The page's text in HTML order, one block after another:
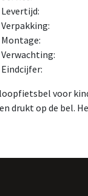
Levertijd:
Verpakking:
Montage:
Verwachting:
Eindcijfer:
voor
drukt op de bel.